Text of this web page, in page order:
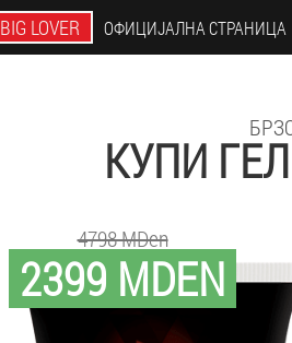
BIG LOVER ОФИЦИЈАЛНА СТРАНИЦА
КУПИ ГЕЛ
2399 MDEN
4798 MDen